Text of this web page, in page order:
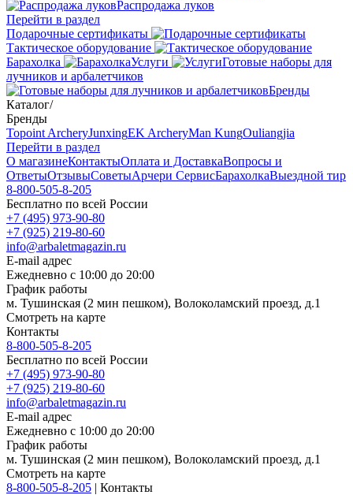
Распродажа луков
Перейти в раздел
Подарочные сертификаты
Тактическое оборудование
Барахолка
Услуги
Готовые наборы для
лучников и арбалетчиков
Бренды
Каталог/
Бренды
Topoint ArcheryJunxingEK ArcheryMan KungOuliangjia
Перейти в раздел
О магазинеКонтактыОплата и ДоставкаВопросы и
ОтветыОтзывыСоветыАрчери СервисБарахолкаВыездной тир
8-800-505-8-205
Бесплатно по всей России
+7 (495) 973-90-80
+7 (925) 219-80-60
info@arbaletmagazin.ru
E-mail адрес
Ежедневно с 10:00 до 20:00
График работы
м. Тушинская (2 мин пешком), Волоколамский проезд, д.1
Смотреть на карте
Контакты
8-800-505-8-205
Бесплатно по всей России
+7 (495) 973-90-80
+7 (925) 219-80-60
info@arbaletmagazin.ru
E-mail адрес
Ежедневно с 10:00 до 20:00
График работы
м. Тушинская (2 мин пешком), Волоколамский проезд, д.1
Смотреть на карте
8-800-505-8-205 | Контакты